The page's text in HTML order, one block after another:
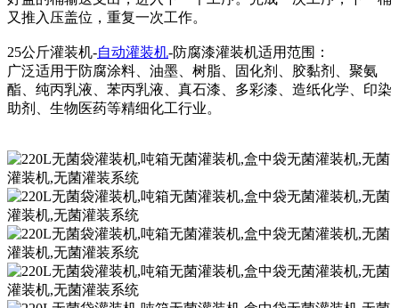
又推入压盖位，重复一次工作。
25公斤灌装机-自动灌装机-防腐漆灌装机适用范围：
广泛适用于防腐涂料、油墨、树脂、固化剂、胶黏剂、聚氨
酯、纯丙乳液、苯丙乳液、真石漆、多彩漆、造纸化学、印染
助剂、生物医药等精细化工行业。